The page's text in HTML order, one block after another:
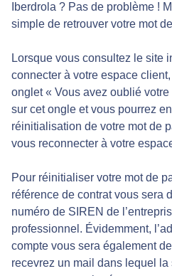
Iberdrola ? Pas de problème !
simple de retrouver votre mot
Lorsque vous consultez le site
connecter à votre espace
onglet « Vous avez oublié
sur cet ongle et vous pourrez
réinitialisation de votre mot de
vous reconnecter à votre
Pour réinitialiser votre mot de
référence de contrat vous sera
numéro de SIREN de
professionnel. Évidemment,
compte vous sera également
recevrez un mail dans lequel